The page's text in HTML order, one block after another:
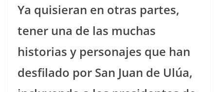
Ya quisieran en otras partes,
tener una de las muchas
historias y personajes que han
desfilado por San Juan de Ulúa,